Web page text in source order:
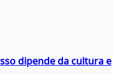
dipende da cultura e